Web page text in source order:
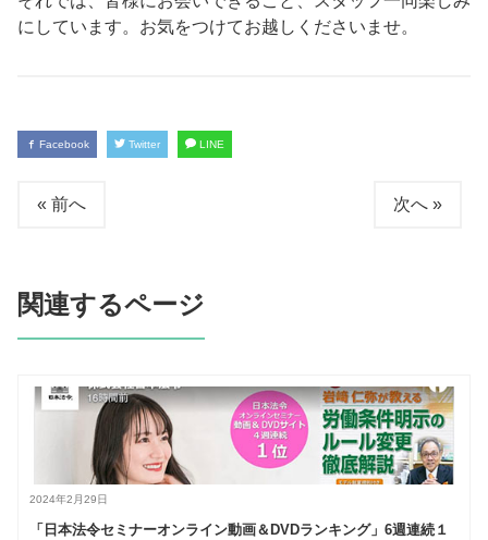
にしています。お気をつけてお越しくださいませ。
Facebook Twitter LINE
« 前へ 次へ »
関連するページ
2024年2月29日
「日本法令セミナーオンライン動画＆DVDランキング」6週連続１